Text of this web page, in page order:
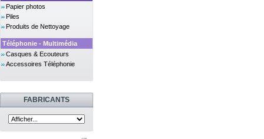
Papier photos
Piles
Produits de Nettoyage
Téléphonie - Multimédia
Casques & Ecouteurs
Accessoires Téléphonie
FABRICANTS